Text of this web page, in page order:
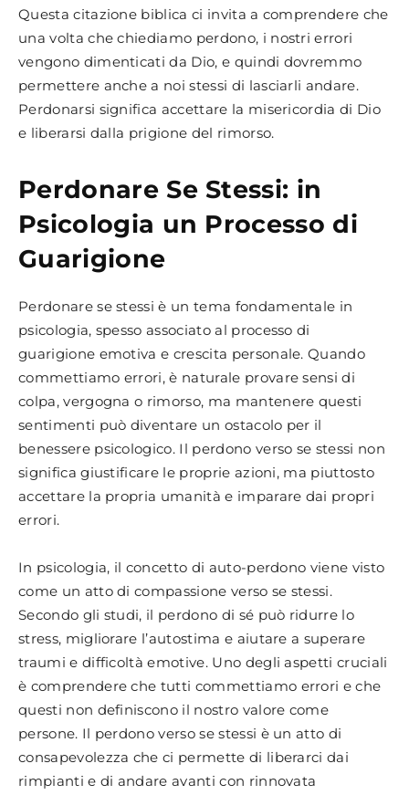
Questa citazione biblica ci invita a comprendere che
una volta che chiediamo perdono, i nostri errori
vengono dimenticati da Dio, e quindi dovremmo
permettere anche a noi stessi di lasciarli andare.
Perdonarsi significa accettare la misericordia di Dio
e liberarsi dalla prigione del rimorso.
Perdonare Se Stessi: in
Psicologia un Processo di
Guarigione
Perdonare se stessi è un tema fondamentale in
psicologia, spesso associato al processo di
guarigione emotiva e crescita personale. Quando
commettiamo errori, è naturale provare sensi di
colpa, vergogna o rimorso, ma mantenere questi
sentimenti può diventare un ostacolo per il
benessere psicologico. Il perdono verso se stessi non
significa giustificare le proprie azioni, ma piuttosto
accettare la propria umanità e imparare dai propri
errori.
In psicologia, il concetto di auto-perdono viene visto
come un atto di compassione verso se stessi.
Secondo gli studi, il perdono di sé può ridurre lo
stress, migliorare l’autostima e aiutare a superare
traumi e difficoltà emotive. Uno degli aspetti cruciali
è comprendere che tutti commettiamo errori e che
questi non definiscono il nostro valore come
persone. Il perdono verso se stessi è un atto di
consapevolezza che ci permette di liberarci dai
rimpianti e di andare avanti con rinnovata